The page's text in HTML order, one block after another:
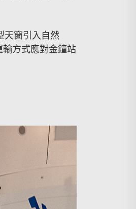
天窗引入自然
方式應對金鐘站